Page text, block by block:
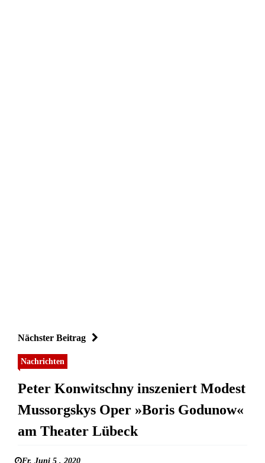
Nächster Beitrag
Nachrichten
Peter Konwitschny inszeniert Modest
Mussorgskys Oper »Boris Godunow«
am Theater Lübeck
Fr. Juni 5 , 2020